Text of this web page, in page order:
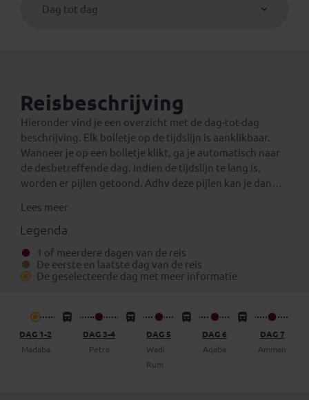
Dag tot dag
Reisbeschrijving
Hieronder vind je een overzicht met de dag-tot-dag
beschrijving. Elk bolletje op de tijdslijn is aanklikbaar.
Wanneer je op een bolletje klikt, ga je automatisch naar
de desbetreffende dag. Indien de tijdslijn te lang is,
worden er pijlen getoond. Adhv deze pijlen kan je dan
Een verlenging voor na de reis
Eventuele standaard verlengingen van deze rondreis
kun je vinden onder het aparte tabblad ‘Verlengingen’.
Daarnaast is het mogelijk om bij boeking (in het
boekingsformulier) een vrijblijvend voorstel op te
vragen om een dag (of meer) op eigen gelegenheid de
Lees meer
Legenda
1 of meerdere dagen van de reis
De eerste en laatste dag van de reis
De geselecteerde dag met meer informatie
DAG 1-2
Madaba
DAG 3-4
Petra
DAG 5
Wadi
Rum
DAG 6
Aqaba
DAG 7
Amman